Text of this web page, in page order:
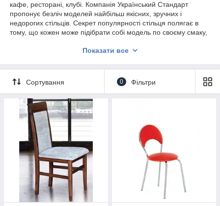
кафе, ресторані, клубі. Компанія Український Стандарт
пропонує безліч моделей найбільш якісних, зручних і
недорогих стільців. Секрет популярності стільця полягає в
тому, що кожен може підібрати собі модель по своєму смаку,
На сайті Компанії Український Стандарт Ви знайдете кращі
можливості використовувати їх як в приміщенні, так і в саду,
на дачу, у дворі, в патіо. Стільці різних забарвлень, з
твердими і м'якими спинками і сидіннями, без спинок,
різноманітність моделей порадує покупців з будь-якими
вимогами.
Купити стільці — телефонуйте за тел. 057-754-71-65, 067-
585-26-29, 073-477-80-79. Доставка столів і стільців для кафе
по Україні (від 27 тис грн - доставка безкоштовно)
Показати все
Сортування 0 Фільтри